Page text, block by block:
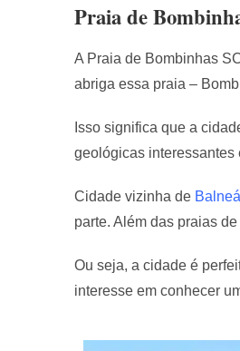
Praia de
A Praia de Bombinhas
abriga essa praia –
Isso significa que a
geológicas interessantes
Cidade vizinha de
parte. Além das praias
Ou seja, a cidade é
interesse em conhecer